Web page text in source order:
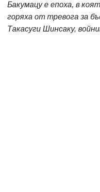
Бакумацу е епоха, в
горяха от тревога за
Такасуги Шинсаку,